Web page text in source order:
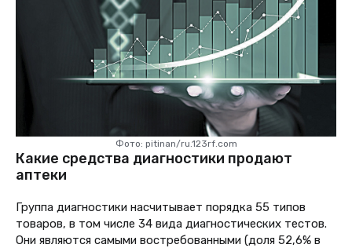
Фото: pitinan/ru.123rf.com
Какие средства диагностики продают
аптеки
Группа диагностики насчитывает порядка 55 типов
товаров, в том числе 34 вида диагностических тестов.
Они являются самыми востребованными (доля 52,6% в